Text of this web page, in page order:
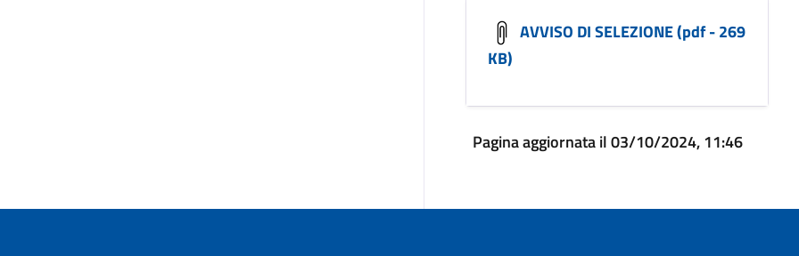
AVVISO DI SELEZIONE (pdf - 269
KB)
Pagina aggiornata il 03/10/2024, 11:46